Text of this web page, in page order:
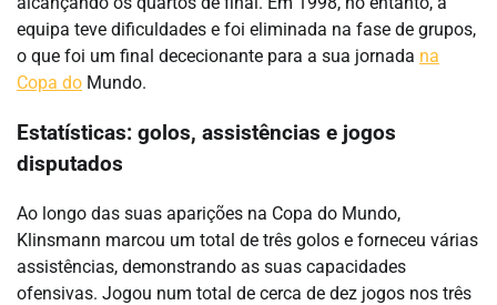
equipa teve dificuldades e foi eliminada na fase de grupos,
o que foi um final dececionante para a sua jornada na
Copa do Mundo.
Estatísticas: golos, assistências e jogos
disputados
Ao longo das suas aparições na Copa do Mundo,
Klinsmann marcou um total de três golos e forneceu várias
assistências, demonstrando as suas capacidades
ofensivas. Jogou num total de cerca de dez jogos nos três